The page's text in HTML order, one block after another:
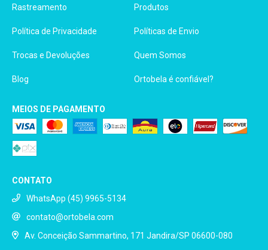
Rastreamento Produtos
Política de Privacidade Políticas de Envio
Trocas e Devoluções Quem Somos
Blog Ortobela é confiável?
MEIOS DE PAGAMENTO
CONTATO
WhatsApp (45) 9965-5134
contato@ortobela.com
Av. Conceição Sammartino, 171 Jandira/SP 06600-080